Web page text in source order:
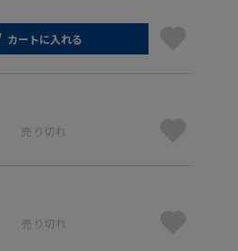
カートに入れる
売り切れ
売り切れ